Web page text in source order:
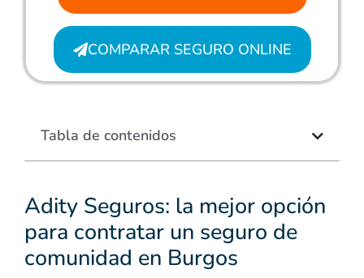
Adity Seguros: la mejor opción
para contratar un seguro de
comunidad en Burgos
COMPARAR SEGURO ONLINE
Tabla de contenidos